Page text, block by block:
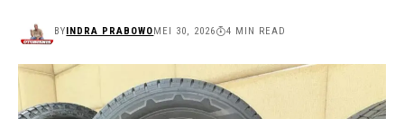
BYINDRA PRABOWOMEI 30, 2026 4 MIN READ